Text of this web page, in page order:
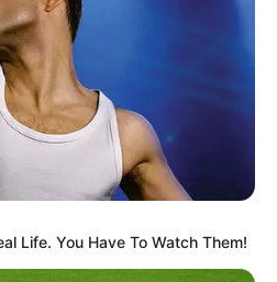
Life. You Have To Watch Them!